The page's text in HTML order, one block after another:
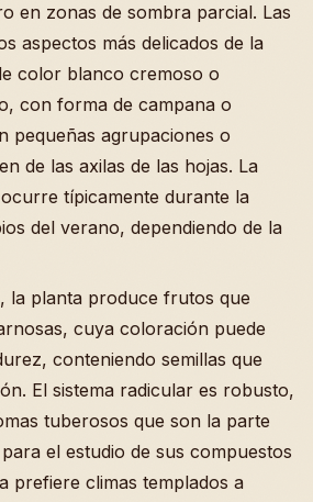
en zonas de sombra parcial. Las
aspectos más delicados de la
color blanco cremoso o
con forma de campana o
pequeñas agrupaciones o
de las axilas de las hojas. La
típicamente durante la
del verano, dependiendo de la
la planta produce frutos que
cuya coloración puede
conteniendo semillas que
El sistema radicular es robusto,
tuberosos que son la parte
el estudio de sus compuestos
prefiere climas templados a